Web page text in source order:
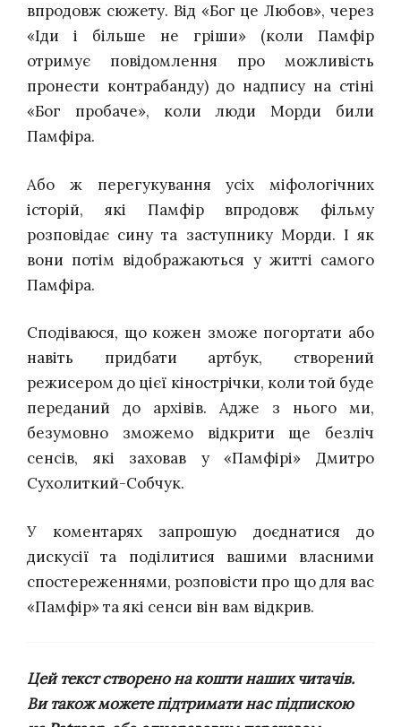
впродовж сюжету. Від «Бог це Любов», через
«Іди і більше не гріши» (коли Памфір
отримує повідомлення про можливість
пронести контрабанду) до надпису на стіні
«Бог пробаче», коли люди Морди били
Памфіра.
Або ж перегукування усіх міфологічних
історій, які Памфір впродовж фільму
розповідає сину та заступнику Морди. І як
вони потім відображаються у житті самого
Памфіра.
Сподіваюся, що кожен зможе погортати або
навіть придбати артбук, створений
режисером до цієї кінострічки, коли той буде
переданий до архівів. Адже з нього ми,
безумовно зможемо відкрити ще безліч
сенсів, які заховав у «Памфірі» Дмитро
Сухолиткий-Собчук.
У коментарях запрошую доєднатися до
дискусії та поділитися вашими власними
спостереженнями, розповісти про що для вас
«Памфір» та які сенси він вам відкрив.
Цей текст створено на кошти наших читачів.
Ви також можете підтримати нас підпискою